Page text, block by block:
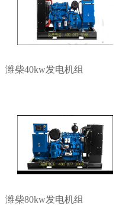
潍柴40kw发电机组
潍柴80kw发电机组